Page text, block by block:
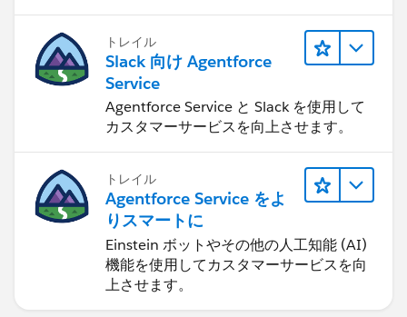
トレイル
Slack 向け Agentforce
Service
Agentforce Service と Slack を使用して
カスタマーサービスを向上させます。
トレイル
Agentforce Service をよ
りスマートに
Einstein ボットやその他の人工知能 (AI)
機能を使用してカスタマーサービスを向
上させます。